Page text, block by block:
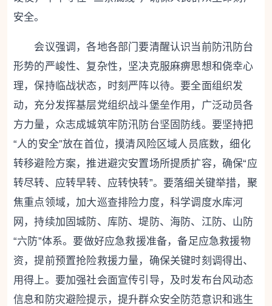
安全。
会议强调，各地各部门要清醒认识当前防汛防台
形势的严峻性、复杂性，坚决克服麻痹思想和侥幸心
理，保持临战状态，时刻严阵以待。要全面组织发
动，充分发挥基层党组织战斗堡垒作用，广泛动员各
方力量，众志成城筑牢防汛防台坚固防线。要坚持把
“人的安全”放在首位，摸清风险区域人员底数，细化
转移避险方案，推进避灾安置场所提质扩容，确保“应
转尽转、应转早转、应转快转”。要落细关键举措，聚
焦重点领域，加大巡查排险力度，科学调度水库河
网，持续加固城防、库防、堤防、海防、江防、山防
“六防”体系。要做好应急救援准备，备足应急救援物
资，提前预置抢险救援力量，确保关键时刻调得出、
用得上。要加强社会面宣传引导，及时发布台风动态
信息和防灾避险提示，提升群众安全防范意识和逃生